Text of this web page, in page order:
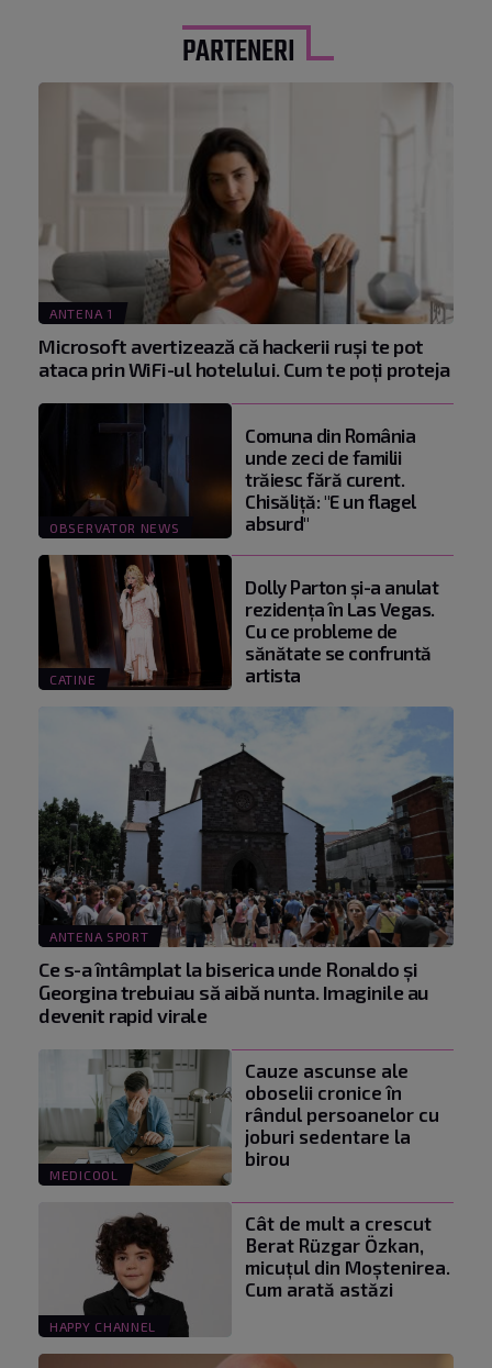
PARTENERI
ANTENA 1
Microsoft avertizează că hackerii ruși te pot
ataca prin WiFi-ul hotelului. Cum te poți proteja
OBSERVATOR NEWS
Comuna din România
unde zeci de familii
trăiesc fără curent.
Chisăliţă: "E un flagel
absurd"
CATINE
Dolly Parton și-a anulat
rezidența în Las Vegas.
Cu ce probleme de
sănătate se confruntă
artista
ANTENA SPORT
Ce s-a întâmplat la biserica unde Ronaldo şi
Georgina trebuiau să aibă nunta. Imaginile au
devenit rapid virale
MEDICOOL
Cauze ascunse ale
oboselii cronice în
rândul persoanelor cu
joburi sedentare la
birou
HAPPY CHANNEL
Cât de mult a crescut
Berat Rüzgar Özkan,
micuțul din Moștenirea.
Cum arată astăzi